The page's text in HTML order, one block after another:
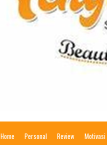
Home Personal Review Motivasi